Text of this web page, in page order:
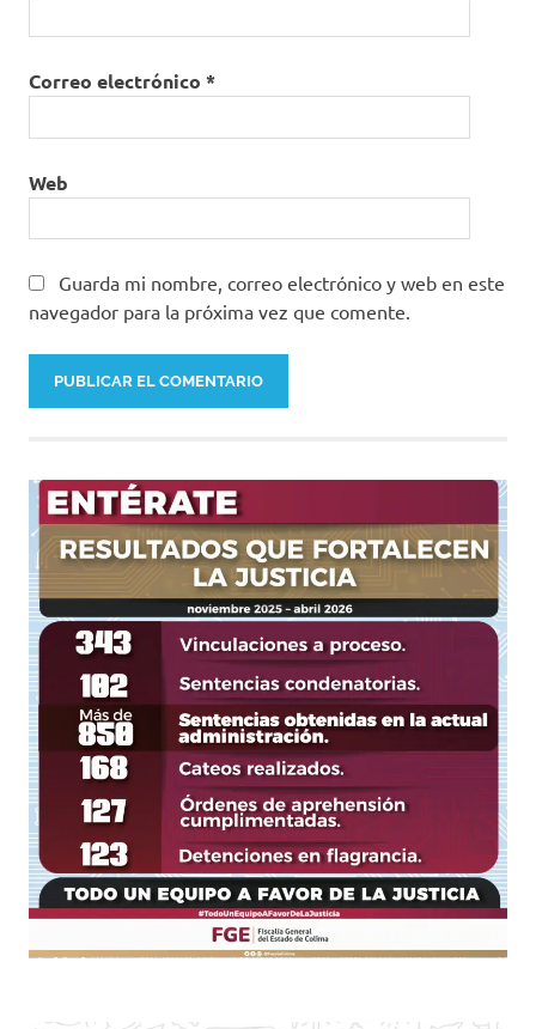
Correo electrónico *
Web
Guarda mi nombre, correo electrónico y web en este
navegador para la próxima vez que comente.